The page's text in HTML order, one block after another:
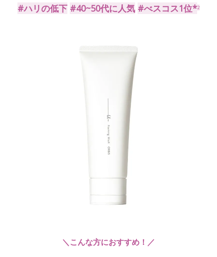
#ハリの低下 #40~50代に人気 #べスコス1位*2
＼こんな方におすすめ！／